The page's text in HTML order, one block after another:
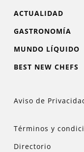
ACTUALIDAD
GASTRONOMÍA
MUNDO LÍQUIDO
BEST NEW CHEFS
Aviso de
Términos y
Directorio